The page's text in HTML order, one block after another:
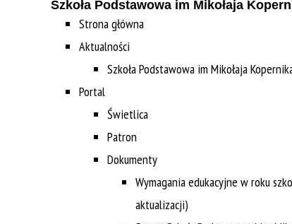
Szkoła Podstawowa im Mikołaja
Strona główna
Aktualności
Szkoła Podstawowa im Mikołaja
Portal
Świetlica
Patron
Dokumenty
Wymagania edukacyjne w roku
aktualizacji)